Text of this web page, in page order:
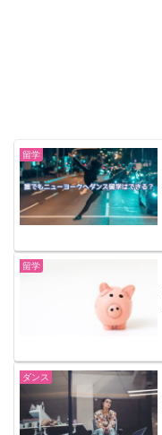
留学
留学
ダンス